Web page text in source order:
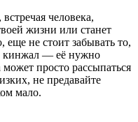
человека,
жизни или станет
не стоит забывать то,
кинжал — её нужно
может просто рассыпаться
не предавайте
мало.